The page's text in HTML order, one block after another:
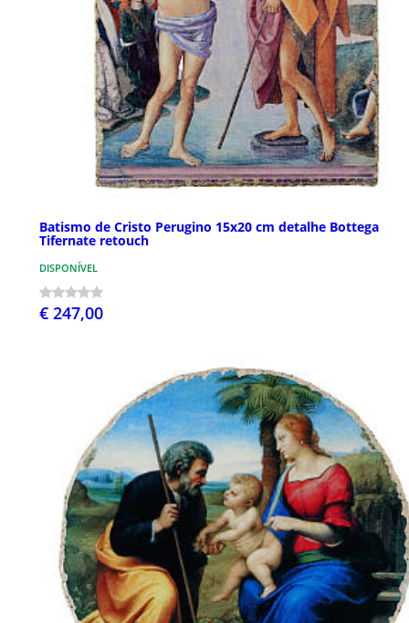
Batismo de Cristo Perugino 15x20 cm detalhe Bottega
Tifernate retouch
DISPONÍVEL
€ 247,00